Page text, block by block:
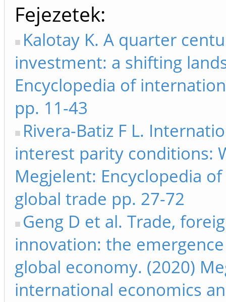
Fejezetek
Kalotay K. A quarter
investment: a shifting
Encyclopedia of
pp. 11-43
Rivera-Batiz F L.
interest parity conditions:
Megjelent: Encyclopedia
global trade pp. 27-72
Geng D et al. Trade,
innovation: the
global economy. (2020)
international economics